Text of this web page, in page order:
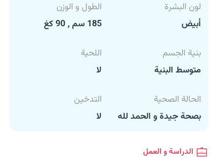
لون البشرة
أبيض
الطول و الوزن
185 سم , 90 كغ
بنية الجسم
متوسط البنية
اللحية
لا
الحالة الصحية
بصحة جيدة و الحمد لله
التدخين
لا
الدراسة و العمل